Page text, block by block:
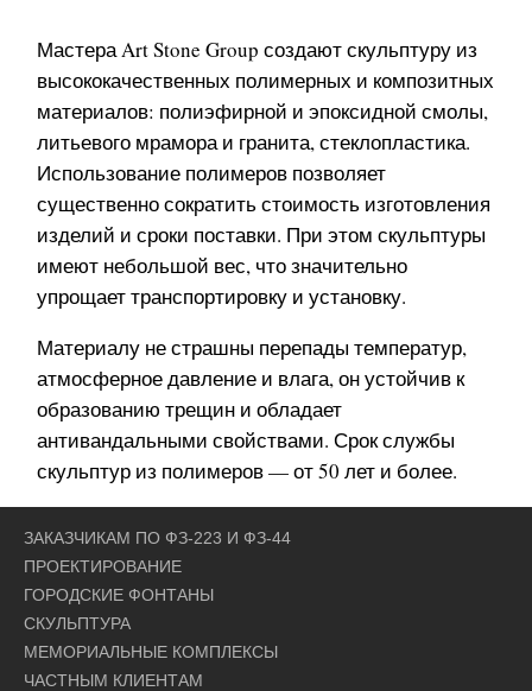
Мастера Art Stone Group создают скульптуру из
высококачественных полимерных и композитных
материалов: полиэфирной и эпоксидной смолы,
литьевого мрамора и гранита, стеклопластика.
Использование полимеров позволяет
существенно сократить стоимость изготовления
изделий и сроки поставки. При этом скульптуры
имеют небольшой вес, что значительно
упрощает транспортировку и установку.
Материалу не страшны перепады температур,
атмосферное давление и влага, он устойчив к
образованию трещин и обладает
антивандальными свойствами. Срок службы
скульптур из полимеров — от 50 лет и более.
ЗАКАЗЧИКАМ ПО ФЗ-223 И ФЗ-44
ПРОЕКТИРОВАНИЕ
ГОРОДСКИЕ ФОНТАНЫ
СКУЛЬПТУРА
МЕМОРИАЛЬНЫЕ КОМПЛЕКСЫ
ЧАСТНЫМ КЛИЕНТАМ